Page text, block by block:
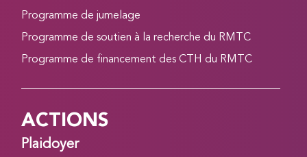
Programme de jumelage
Programme de soutien à la recherche du RMTC
Programme de financement des CTH du RMTC
ACTIONS
Plaidoyer